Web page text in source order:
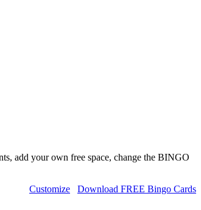
add your own free space, change the BINGO
Download FREE Bingo Cards
Customize